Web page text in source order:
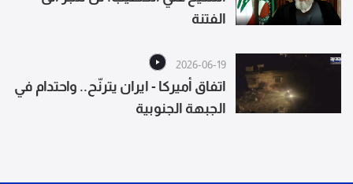
الفتنة
2026-06-19
اتفاق أميركا - ايران يترنّح.. واحتدام في
الجبهة الجنوبية